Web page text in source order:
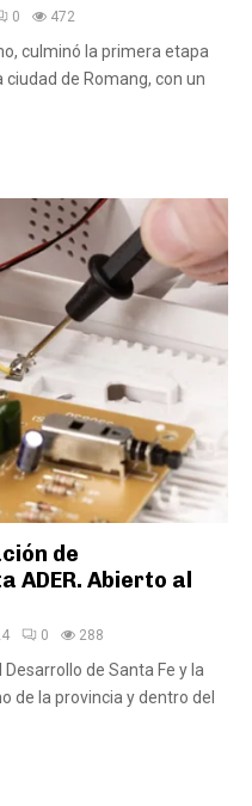
0 472
culminó la primera etapa
de Romang, con un
de
Abierto al
0 288
Desarrollo de Santa Fe y la
de la provincia y dentro del